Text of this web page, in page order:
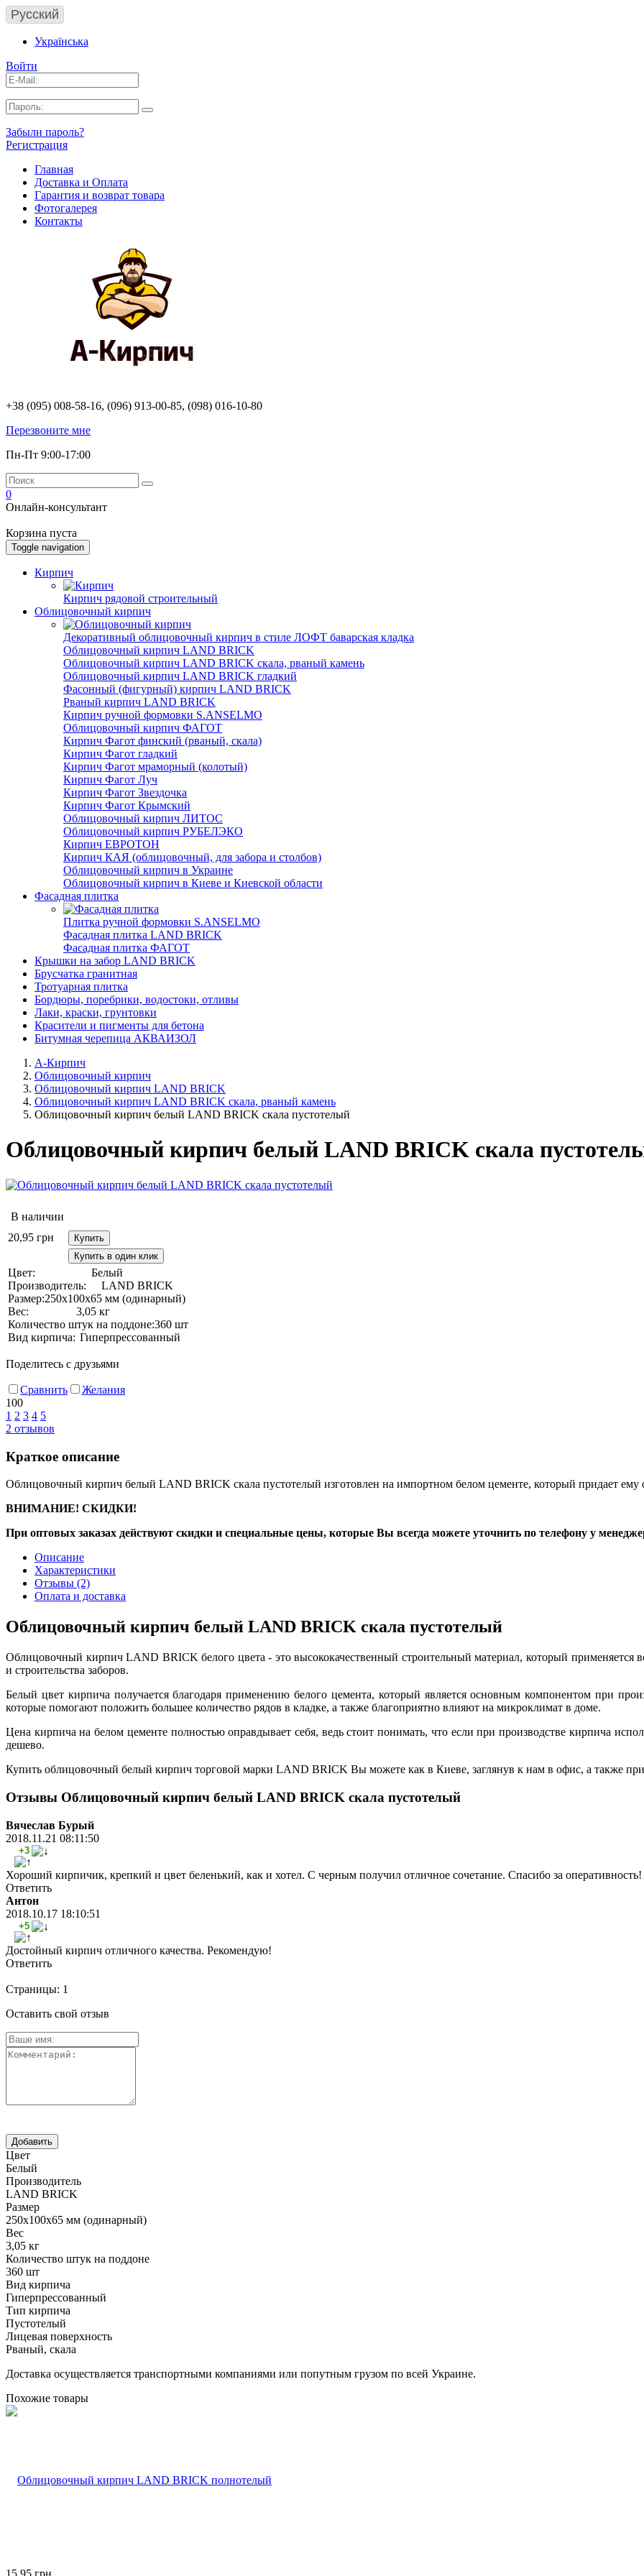
Русский
Українська
Войти
Забыли пароль?
Регистрация
Главная
Доставка и Оплата
Гарантия и возврат товара
Фотогалерея
Контакты
+38 (095) 008-58-16, (096) 913-00-85, (098) 016-10-80
Перезвоните мне
Пн-Пт 9:00-17:00
0
Онлайн-консультант
Корзина пуста
Toggle navigation
Кирпич
Кирпич рядовой строительный
Облицовочный кирпич
Декоративный облицовочный кирпич в стиле ЛОФТ баварская кладка
Облицовочный кирпич LAND BRICK
Облицовочный кирпич LAND BRICK скала, рваный камень
Облицовочный кирпич LAND BRICK гладкий
Фасонный (фигурный) кирпич LAND BRICK
Рваный кирпич LAND BRICK
Кирпич ручной формовки S.ANSELMO
Облицовочный кирпич ФАГОТ
Кирпич Фагот финский (рваный, скала)
Кирпич Фагот гладкий
Кирпич Фагот мраморный (колотый)
Кирпич Фагот Луч
Кирпич Фагот Звездочка
Кирпич Фагот Крымский
Облицовочный кирпич ЛИТОС
Облицовочный кирпич РУБЕЛЭКО
Кирпич ЕВРОТОН
Кирпич КАЯ (облицовочный, для забора и столбов)
Облицовочный кирпич в Украине
Облицовочный кирпич в Киеве и Киевской области
Фасадная плитка
Плитка ручной формовки S.ANSELMO
Фасадная плитка LAND BRICK
Фасадная плитка ФАГОТ
Крышки на забор LAND BRICK
Брусчатка гранитная
Тротуарная плитка
Бордюры, поребрики, водостоки, отливы
Лаки, краски, грунтовки
Красители и пигменты для бетона
Битумная черепица АКВАИЗОЛ
А-Кирпич
Облицовочный кирпич
Облицовочный кирпич LAND BRICK
Облицовочный кирпич LAND BRICK скала, рваный камень
Облицовочный кирпич белый LAND BRICK скала пустотелый
Облицовочный кирпич белый LAND BRICK скала
В наличии
20,95 грн
Купить
Купить в один клик
Цвет:
Белый
Производитель:
LAND BRICK
Размер:250х100х65 мм (одинарный)
Вес:
3,05 кг
Количество штук на поддоне:360 шт
Вид кирпича: Гиперпрессованный
Поделитесь с друзьями
Сравнить
Желания
100
1 2 3 4 5
2 отзывов
Краткое описание
Облицовочный кирпич белый LAND BRICK скала пустотелый изготовлен на импортном белом цементе, который придает ему
ВНИМАНИЕ! СКИДКИ!
При оптовых заказах действуют скидки и специальные цены, которые Вы всегда можете уточнить по телефону у
Описание
Характеристики
Отзывы (2)
Оплата и доставка
Облицовочный кирпич белый LAND BRICK скала пустотелый
Облицовочный кирпич LAND BRICK белого цвета - это высококачественный строительный материал, который применяется
и строительства заборов.
Белый цвет кирпича получается благодаря применению белого цемента, который является основным компонентом при
которые помогают положить большее количество рядов в кладке, а также благоприятно влияют на микроклимат в доме.
Цена кирпича на белом цементе полностью оправдывает себя, ведь стоит понимать, что если при производстве кирпича
дешево.
Купить облицовочный белый кирпич торговой марки LAND BRICK Вы можете как в Киеве, заглянув к нам в офис, а также
Отзывы Облицовочный кирпич белый LAND BRICK скала пустотелый
Вячеслав Бурый
2018.11.21 08:11:50
+3
Хороший кирпичик, крепкий и цвет беленький, как и хотел. С черным получил отличное сочетание. Спасибо за
Ответить
Антон
2018.10.17 18:10:51
+5
Достойный кирпич отличного качества. Рекомендую!
Ответить
Страницы: 1
Оставить свой отзыв
Цвет
Белый
Производитель
LAND BRICK
Размер
250х100х65 мм (одинарный)
Вес
3,05 кг
Количество штук на поддоне
360 шт
Вид кирпича
Гиперпрессованный
Тип кирпича
Пустотелый
Лицевая поверхность
Рваный, скала
Доставка осуществляется транспортными компаниями или попутным грузом по всей Украине.
Похожие товары
15,95 грн